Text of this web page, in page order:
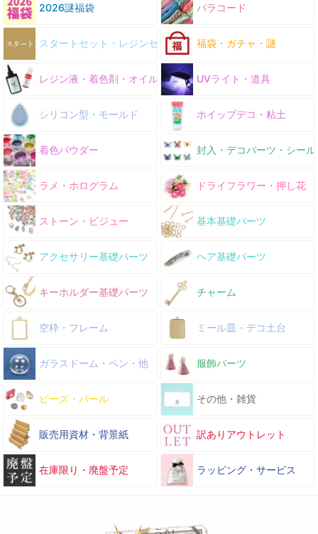
2026謎福袋 パラコード
スタートセット・レジンセット 福袋・ガチャ・謎
レジン液・着色剤・オイル UVライト・道具
シリコン型・モールド ホイップデコ・粘土
着色パウダー 封入・デコパーツ・シール
ラメ・ホログラム ドライフラワー・押し花
ストーン・ビジュー 基本基礎パーツ
アクセサリー基礎パーツ ヘア基礎パーツ
キーホルダー基礎パーツ チャーム
空枠・フレーム ミール皿・デコ土台
ガラスドーム・ペン・他 服飾パーツ
ビーズ・パール その他・雑貨
販売用資材・背景紙 訳ありアウトレット
在庫限り・廃盤予定 ラッピング・サービス